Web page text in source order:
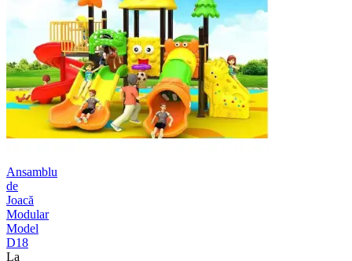
Ansamblu
de
Joacă
Modular
Model
D18
La